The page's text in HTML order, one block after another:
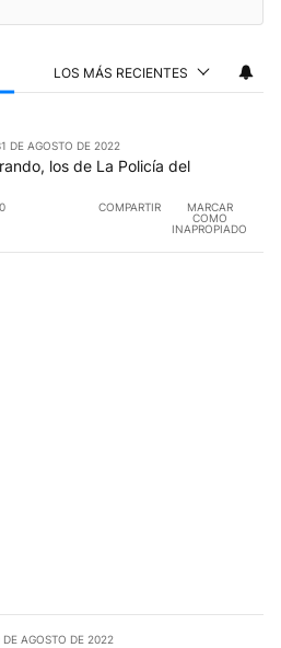
LOS MÁS RECIENTES
DE AGOSTO DE 2022
los de La Policía del
0 COMPARTIR
MARCAR
COMO
INAPROPIADO
DE AGOSTO DE 2022